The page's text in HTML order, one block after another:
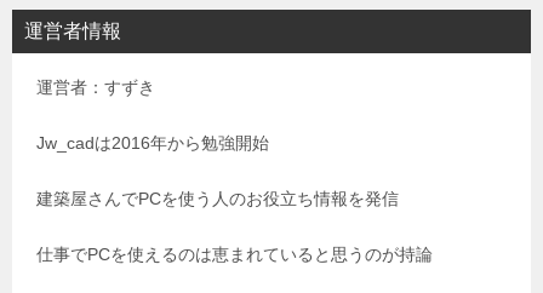
ビ
ゲ
運営者情報
運営者：すずき
Jw_cadは2016年から勉強開始
建築屋さんでPCを使う人のお役立ち情報を発信
仕事でPCを使えるのは恵まれていると思うのが持論